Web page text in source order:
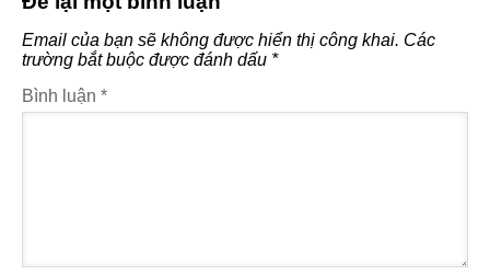
Email của bạn sẽ không được hiển thị công khai. Các
trường bắt buộc được đánh dấu *
Bình luận *